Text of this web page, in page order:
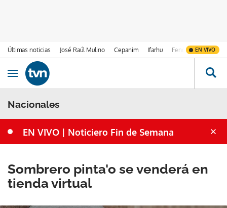
Últimas noticias José Raúl Mulino Cepanim Ifarhu Fenómeno de El
EN VIVO
Ir al contenido
Obrir navegació
Nacionales
EN VIVO | Noticiero Fin de Semana
Sombrero pinta'o se venderá en
tienda virtual